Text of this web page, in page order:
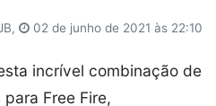
02 de junho de 2021 às 22:10
incrível combinação de
Free Fire,